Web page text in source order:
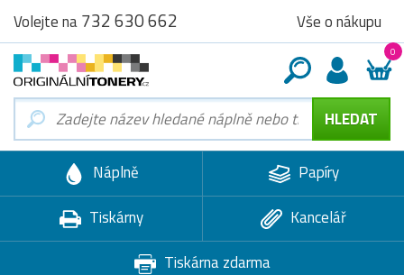
Volejte na732 630 662 Vše o nákupu
0
Náplně
Papíry
Tiskárny
Kancelář
Tiskárna zdarma